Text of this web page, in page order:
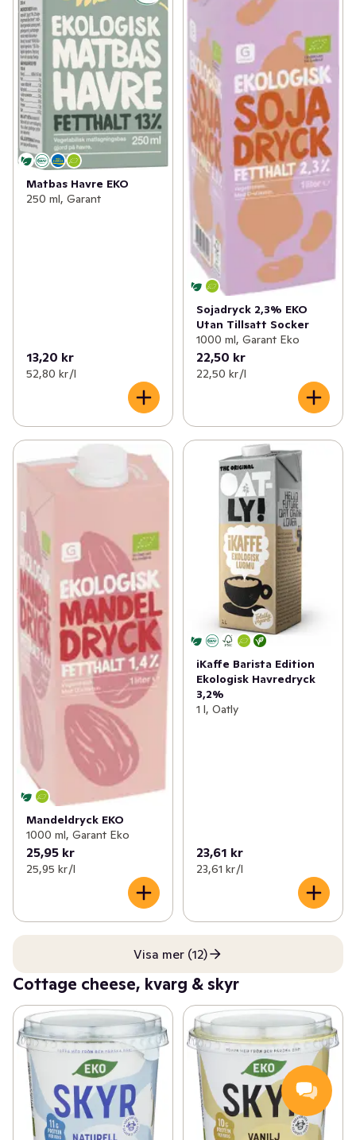
Matbas Havre EKO
250 ml, Garant
13,20 kr
52,80 kr /l
Sojadryck 2,3% EKO
Utan Tillsatt Socker
1000 ml, Garant Eko
22,50 kr
22,50 kr /l
Mandeldryck EKO
1000 ml, Garant Eko
25,95 kr
25,95 kr /l
iKaffe Barista Edition
Ekologisk Havredryck
3,2%
1 l, Oatly
23,61 kr
23,61 kr /l
Visa mer (12)
Cottage cheese, kvarg & skyr